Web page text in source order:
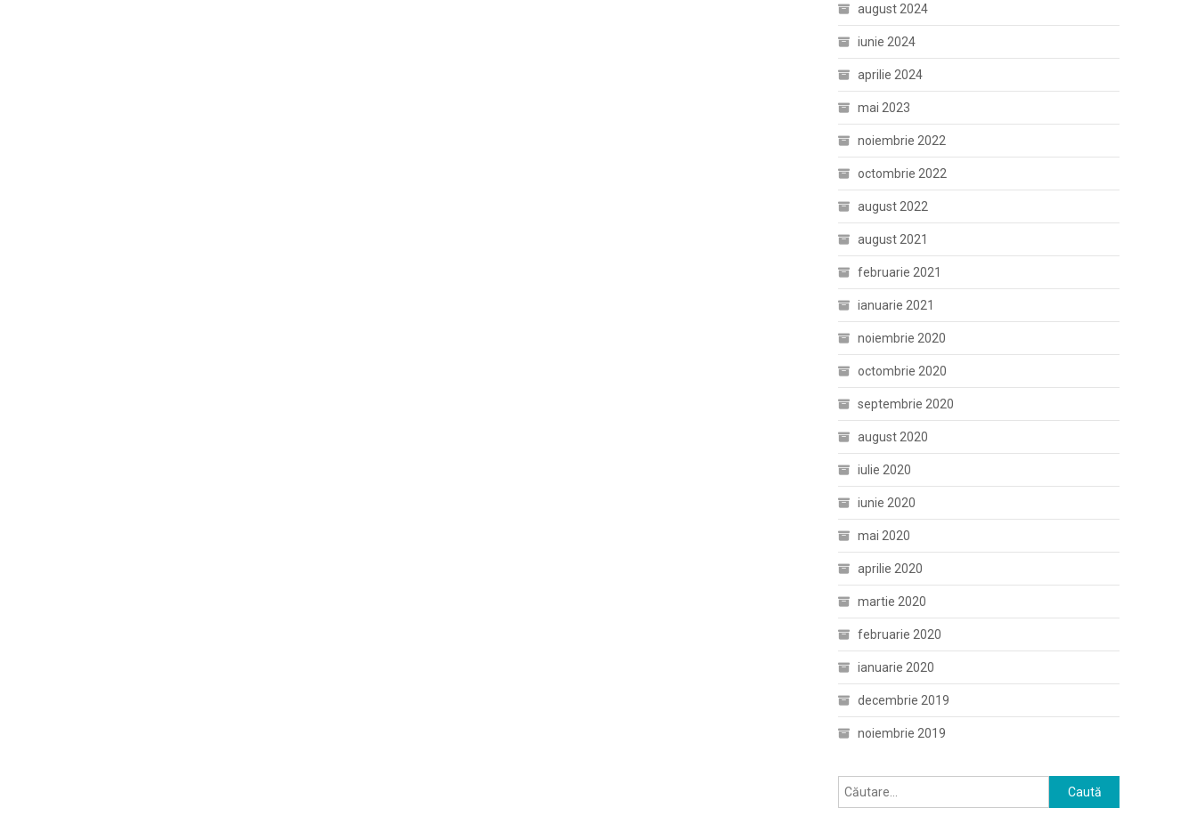
august 2024
iunie 2024
aprilie 2024
mai 2023
noiembrie 2022
octombrie 2022
august 2022
august 2021
februarie 2021
ianuarie 2021
noiembrie 2020
octombrie 2020
septembrie 2020
august 2020
iulie 2020
iunie 2020
mai 2020
aprilie 2020
martie 2020
februarie 2020
ianuarie 2020
decembrie 2019
noiembrie 2019
Caută
după: